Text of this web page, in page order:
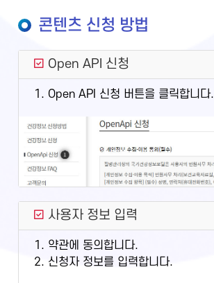
콘텐츠 신청 방법
Open API 신청
1. Open API 신청 버튼을 클릭합니다.
사용자 정보 입력
1. 약관에 동의합니다.
2. 신청자 정보를 입력합니다.